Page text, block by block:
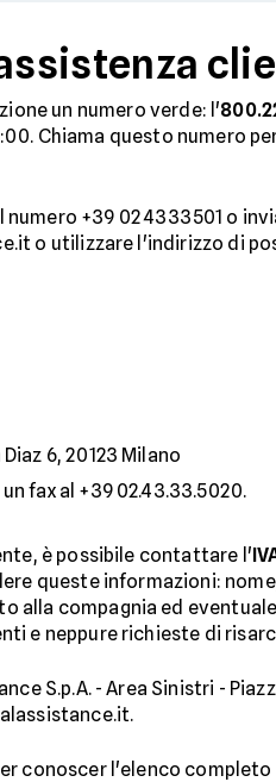
un numero verde: l'
Chiama questo numero
+39 02 4333501 o
o utilizzare l'indirizzo di
6, 20123 Milano
fax al +39 02.43.33.5020.
è possibile contattare l'
queste informazioni:
alla compagnia ed
e neppure richieste di
S.p.A. - Area Sinistri -
conoscer l'elenco